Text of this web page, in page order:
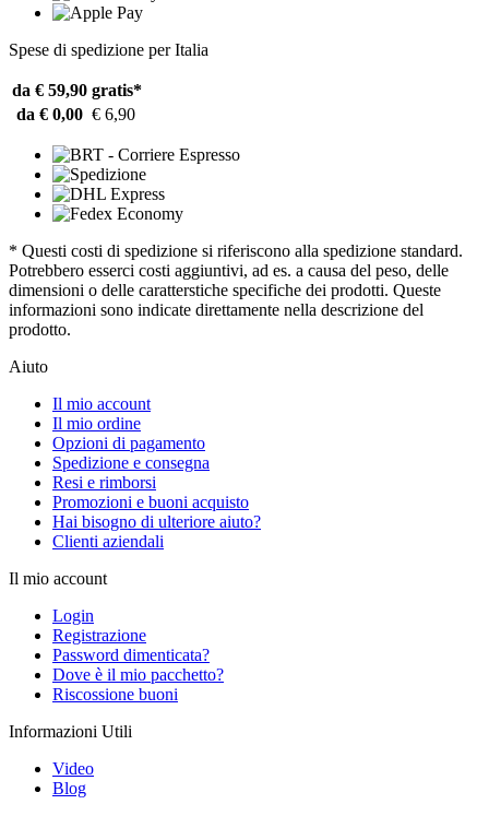
Spese di spedizione per Italia
da € 59,90 gratis*
da € 0,00 € 6,90
* Questi costi di spedizione si riferiscono alla spedizione standard.
Potrebbero esserci costi aggiuntivi, ad es. a causa del peso, delle
dimensioni o delle caratterstiche specifiche dei prodotti. Queste
informazioni sono indicate direttamente nella descrizione del
prodotto.
Aiuto
Il mio account
Il mio ordine
Opzioni di pagamento
Spedizione e consegna
Resi e rimborsi
Promozioni e buoni acquisto
Hai bisogno di ulteriore aiuto?
Clienti aziendali
Il mio account
Login
Registrazione
Password dimenticata?
Dove è il mio pacchetto?
Riscossione buoni
Informazioni Utili
Video
Blog